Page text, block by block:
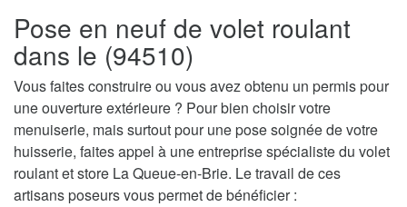
Pose en neuf de volet roulant
dans le (94510)
Vous faites construire ou vous avez obtenu un permis pour
une ouverture extérieure ? Pour bien choisir votre
menuiserie, mais surtout pour une pose soignée de votre
huisserie, faites appel à une entreprise spécialiste du volet
roulant et store La Queue-en-Brie. Le travail de ces
artisans poseurs vous permet de bénéficier :